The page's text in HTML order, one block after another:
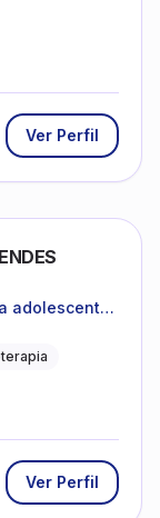
Ver Perfil
adolescentes
Ver Perfil